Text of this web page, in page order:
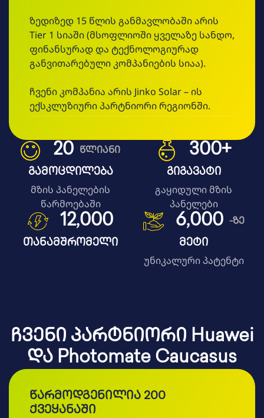
ზედიზედ 15 წლის განმავლობაში არის
Tier 1 სიაში (მსოფლიოში ყველაზე სანდო,
ფინანსურად და ტექნოლოგიურად
განვითარებული კომპანიების სიაა).
ჩვენი კომპანია არის Jinko Solar – ის
ექსკლუზიური პარტნიორი რეგიონში.
20 წლიანი
Გამოცდილება
მზის პანელების
წარმოებაში
300+
Გიგავატი
გაყიდული მზის
პანელები
12,000
Თანამშრომელი
6,000 -ზე
Მეტი
უნიკალური პატენტი
Ჩვენი Პარტნიორი Huawei
Და Photomate Caucasus
Წარმოდგენილია 200
Ქვეყანაში